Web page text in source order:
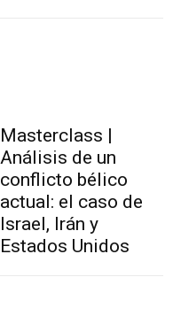
Masterclass |
Análisis de un
conflicto bélico
actual: el caso de
Israel, Irán y
Estados Unidos